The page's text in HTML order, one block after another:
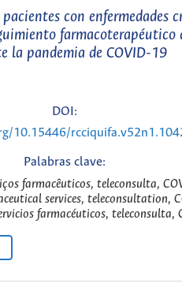
con enfermedades
farmacoterapéutico
la pandemia de COVID-19
DOI:
10.15446/
Palabras clave:
farmacêuticos, teleconsulta,
services, teleconsultation,
farmacéuticos, teleconsulta,